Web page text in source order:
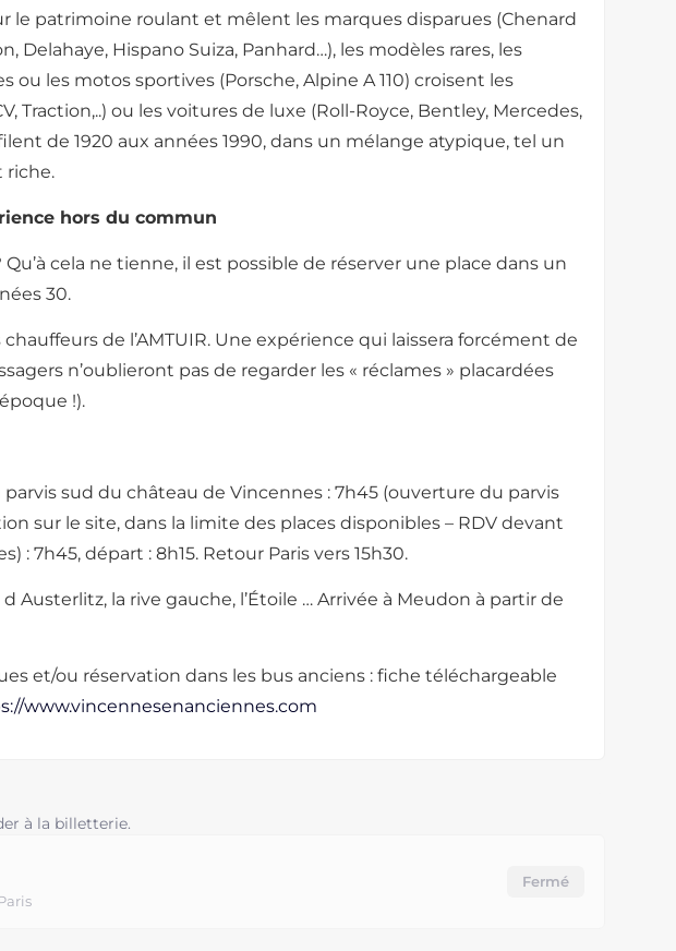
le patrimoine roulant et mêlent les marques disparues (Chenard
Delahaye, Hispano Suiza, Panhard…), les modèles rares, les
ou les motos sportives (Porsche, Alpine A 110) croisent les
Traction,..) ou les voitures de luxe (Roll-Royce, Bentley, Mercedes,
de 1920 aux années 1990, dans un mélange atypique, tel un
riche.
hors du commun
cela ne tienne, il est possible de réserver une place dans un
30.
de l’AMTUIR. Une expérience qui laissera forcément de
n’oublieront pas de regarder les « réclames » placardées
!).
sud du château de Vincennes : 7h45 (ouverture du parvis
sur le site, dans la limite des places disponibles – RDV devant
: 7h45, départ : 8h15. Retour Paris vers 15h30.
Austerlitz, la rive gauche, l’Étoile … Arrivée à Meudon à partir de
et/ou réservation dans les bus anciens : fiche téléchargeable
www.vincennesenanciennes.com
à la billetterie.
Fermé